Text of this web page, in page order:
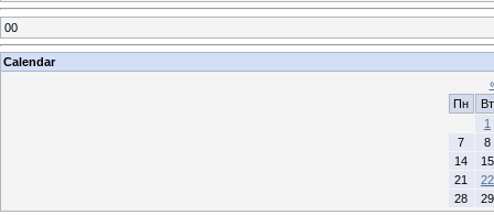
00
Calendar
Пн
Вт
1
7
8
14
15
21
22
28
29